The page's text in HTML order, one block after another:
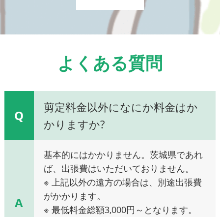
よくある質問
Q
剪定料金以外になにか料金はか
かりますか?
A
基本的にはかかりません。茨城県であれ
ば、出張費はいただいておりません。
※ 上記以外の遠方の場合は、別途出張費
がかかります。
※ 最低料金総額3,000円～となります。